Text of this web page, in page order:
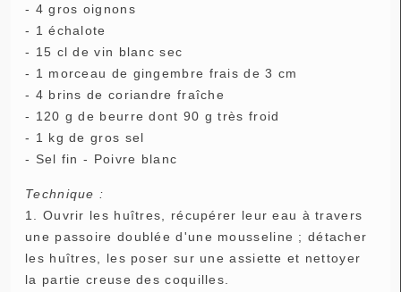
- 4 gros oignons
- 1 échalote
- 15 cl de vin blanc sec
- 1 morceau de gingembre frais de 3 cm
- 4 brins de coriandre fraîche
- 120 g de beurre dont 90 g très froid
- 1 kg de gros sel
- Sel fin - Poivre blanc
Technique :
1. Ouvrir les huîtres, récupérer leur eau à travers
une passoire doublée d'une mousseline ; détacher
les huîtres, les poser sur une assiette et nettoyer
la partie creuse des coquilles.